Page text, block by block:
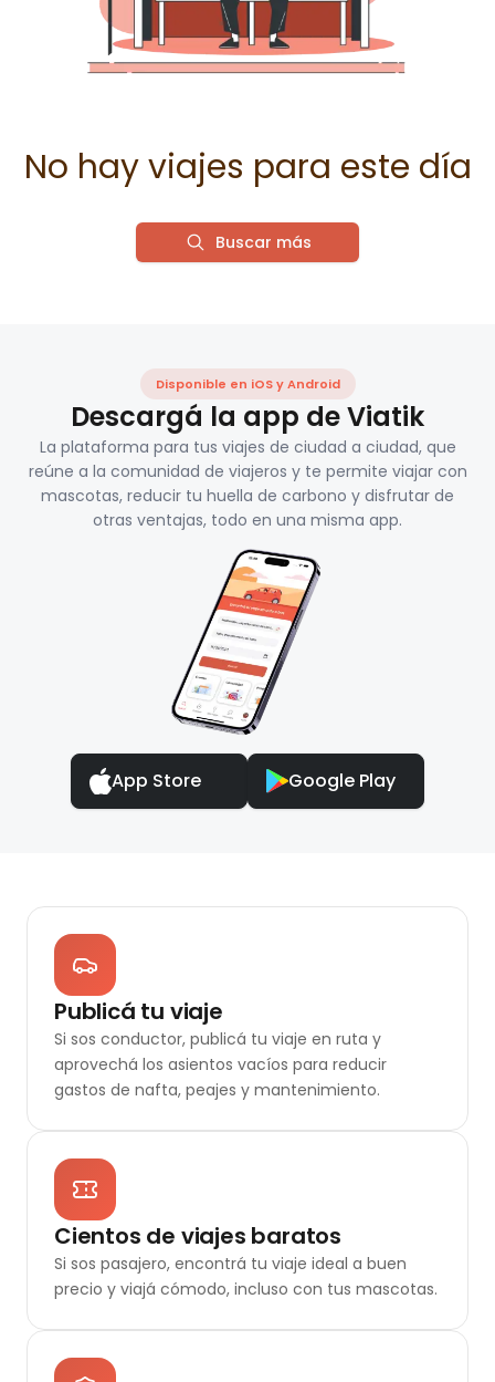
No hay viajes para este día
Buscar más
Disponible en iOS y Android
Descargá la app de Viatik
La plataforma para tus viajes de ciudad a ciudad, que
reúne a la comunidad de viajeros y te permite viajar con
mascotas, reducir tu huella de carbono y disfrutar de
otras ventajas, todo en una misma app.
App Store Google Play
Publicá tu viaje
Si sos conductor, publicá tu viaje en ruta y
aprovechá los asientos vacíos para reducir
gastos de nafta, peajes y mantenimiento.
Cientos de viajes baratos
Si sos pasajero, encontrá tu viaje ideal a buen
precio y viajá cómodo, incluso con tus mascotas.